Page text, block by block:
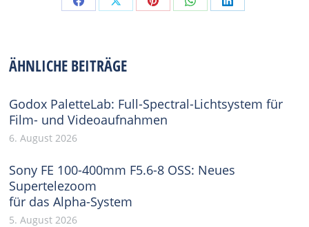
Share Share Share Share Share
ÄHNLICHE BEITRÄGE
Godox PaletteLab: Full-Spectral-Lichtsystem für
Film- und Videoaufnahmen
6. August 2026
Sony FE 100-400mm F5.6-8 OSS: Neues
Supertelezoom
für das Alpha-System
5. August 2026